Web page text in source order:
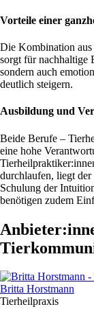
Vorteile einer
Die Kombination
sorgt für nachhaltige
sondern auch
deutlich steigern.
Ausbildung und
Beide Berufe –
eine hohe
durchlaufen, liegt
Schulung der
benötigen zudem
Britta Horstmann
Tierheilpraxis